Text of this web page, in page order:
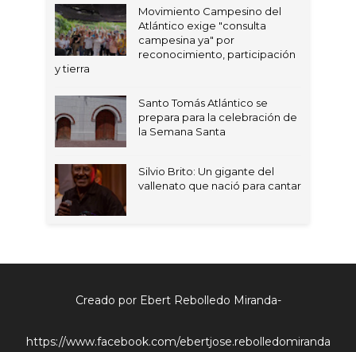
Movimiento Campesino del
Atlántico exige "consulta
campesina ya" por
reconocimiento, participación
y tierra
Santo Tomás Atlántico se
prepara para la celebración de
la Semana Santa
Silvio Brito: Un gigante del
vallenato que nació para cantar
Creado por Ebert Rebolledo Miranda-
https://www.facebook.com/ebertjose.rebolledomiranda